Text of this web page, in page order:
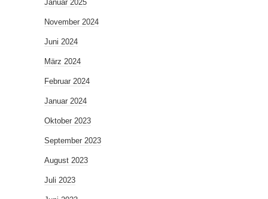
Januar 2025
November 2024
Juni 2024
März 2024
Februar 2024
Januar 2024
Oktober 2023
September 2023
August 2023
Juli 2023